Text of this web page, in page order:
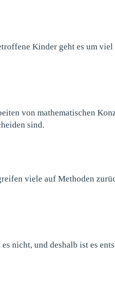
Kinder geht es um viel
von mathematischen
sind.
viele auf Methoden
nicht, und deshalb ist es